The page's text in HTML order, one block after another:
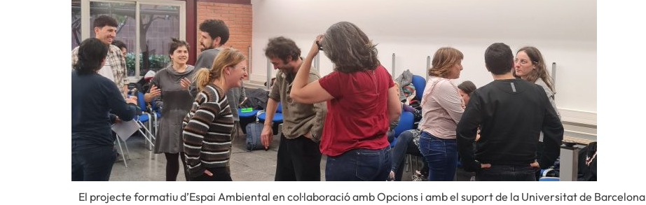
El projecte formatiu d’Espai Ambiental en col·laboració amb Opcions i amb el suport de la Universitat de Barcelona